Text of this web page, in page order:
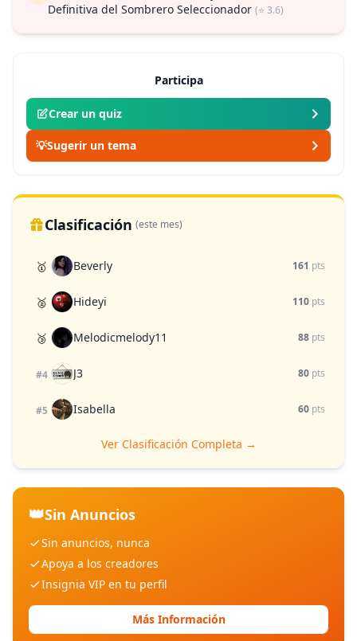
Definitiva del Sombrero Seleccionador (⭐ 3.6)
Participa
Crear un quiz
💡Sugerir un tema
Clasificación (este mes)
🥇 Beverly 161 pts
🥈 Hideyi 110 pts
🥉 Melodicmelody11 88 pts
#4 J3 80 pts
#5 Isabella 60 pts
Ver Clasificación Completa →
👑Sin Anuncios
Sin anuncios, nunca
Apoya a los creadores
Insignia VIP en tu perfil
Más Información